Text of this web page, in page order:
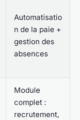
Automatisatio
n de la paie +
gestion des
absences
Module
complet :
recrutement,